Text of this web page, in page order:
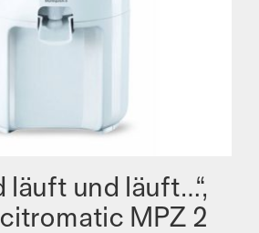
läuft und läuft…“,
MPZ 2